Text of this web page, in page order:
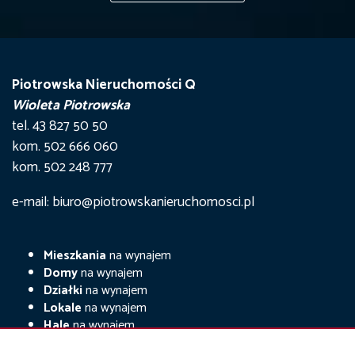
Piotrowska Nieruchomości Q
Wioleta Piotrowska
tel. 43 827 50 50
kom. 502 666 060
kom. 502 248 777
e-mail: biuro@piotrowskanieruchomosci.pl
Mieszkaniana wynajem
Domyna wynajem
Działkina wynajem
Lokalena wynajem
Halena wynajem